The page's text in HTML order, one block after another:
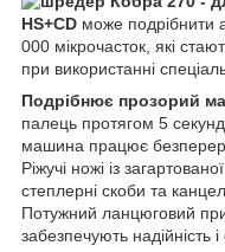
HS+CD може подрібнити
000 мікрочасток, які
при використанні
Подрібнює прозорий
палець протягом 5
машина працює
Ріжучі ножі із
степлерні скоби та
Потужний ланцюговий
забезпечують надійність